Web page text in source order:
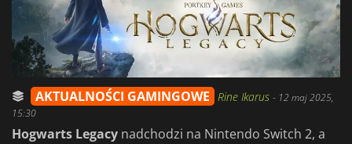
AKTUALNOŚCI GAMINGOWE Rine Ikarus - 12 maj 2025,
15:30
Hogwarts Legacy nadchodzi na Nintendo Switch 2, a